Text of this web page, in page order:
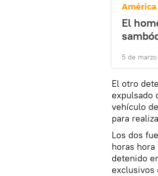
El
5 de marzo
El otro
expulsado
vehículo
para
Los dos
horas
detenido
exclusivos